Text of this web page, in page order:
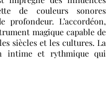
de couleurs sonores
L’accordéon,
magique capable de
siècles et les cultures. La
intime et rythmique qui